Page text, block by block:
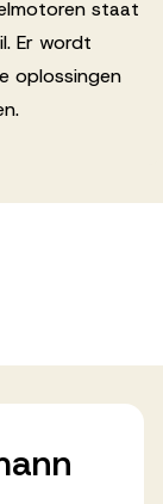
staat
Er wordt
oplossingen